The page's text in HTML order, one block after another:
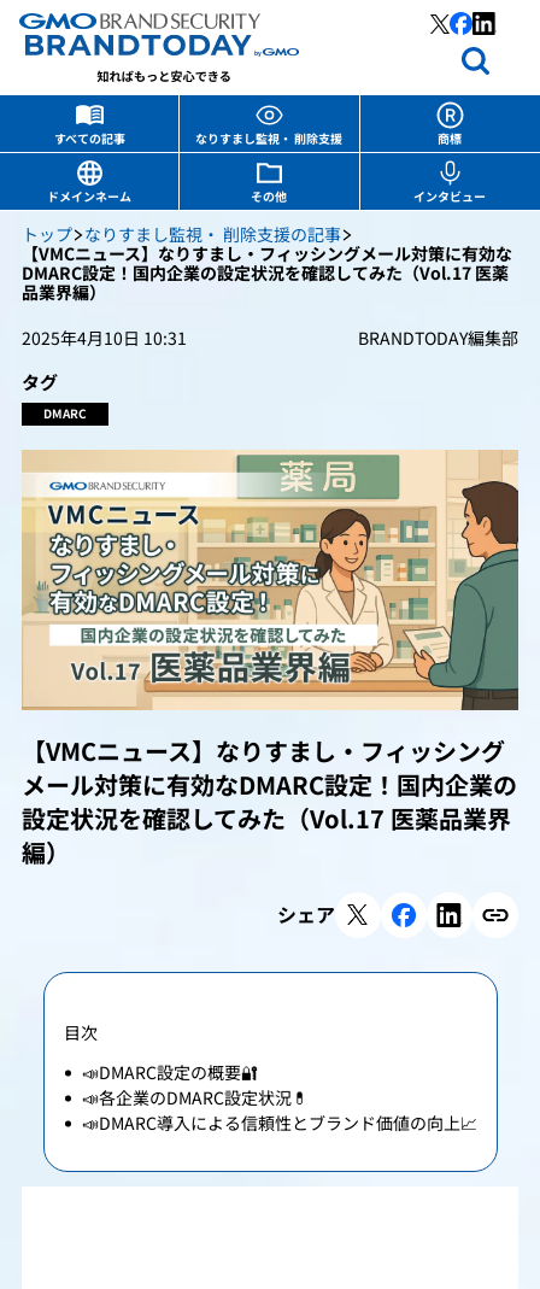
すべての記事 なりすまし監視・ 削除支援
商標
ドメインネーム
その他 インタビュー
トップ なりすまし監視・ 削除支援の記事
【VMCニュース】なりすまし・フィッシングメール対策に有効な
DMARC設定！国内企業の設定状況を確認してみた（Vol.17 医薬
品業界編）
2025年4月10日 10:31
BRANDTODAY編集部
タグ
DMARC
【VMCニュース】なりすまし・フィッシング
メール対策に有効なDMARC設定！国内企業の
設定状況を確認してみた（Vol.17 医薬品業界
編）
シェア
目次
📣DMARC設定の概要🔐
📣各企業のDMARC設定状況💊
📣DMARC導入による信頼性とブランド価値の向上📈